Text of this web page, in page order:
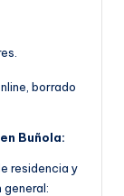
borrado
Buñola:
residencia y